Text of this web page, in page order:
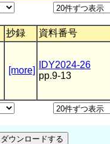
抄録
資料番号
[more]
IDY2024-26
pp.9-13